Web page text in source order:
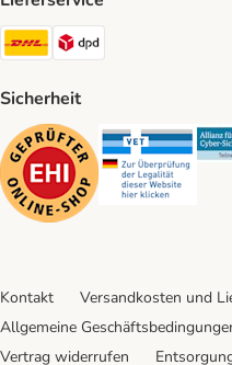
DHL Shipping Method
Sicherheit
Security
Kontakt Versandkosten und
Allgemeine
Vertrag widerrufen